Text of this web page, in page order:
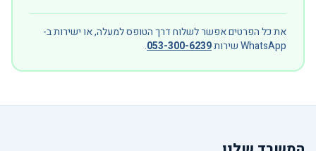
את כל הפרטים אפשר לשלוח דרך הטופס למעלה, או ישירות ב-
WhatsApp שירות
053-300-6239
.